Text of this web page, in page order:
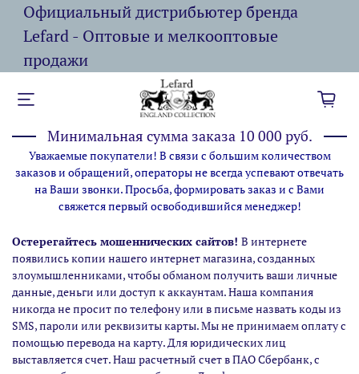
Официальный дистрибьютер бренда
Lefard - Оптовые и мелкооптовые
продажи
Минимальная сумма заказа 10 000 руб.
Уважаемые покупатели! В связи с большим количеством
заказов и обращений, операторы не всегда успевают отвечать
на Ваши звонки. Просьба, формировать заказ и с Вами
свяжется первый освободившийся менеджер!
Остерегайтесь мошеннических сайтов! В интернете
появились копии нашего интернет магазина,созданных
злоумышленниками, чтобы обманом получить ваши личные
данные, деньги или доступ к аккаунтам. Наша компания
никогда не просит по телефону или в письме назвать коды из
SMS, пароли или реквизиты карты. Мы не принимаем оплату с
помощью перевода на карту. Для юридических лиц
выставляется счет. Наш расчетный счет в ПАО Сбербанк, с